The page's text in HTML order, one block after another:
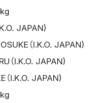
JAPAN)
（I.K.O. JAPAN)
（I.K.O. JAPAN)
I.K.O. JAPAN)